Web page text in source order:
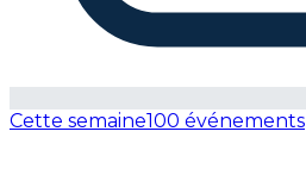
Cette semaine100 événements